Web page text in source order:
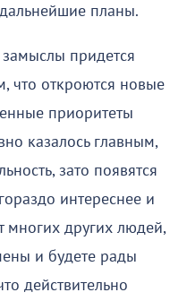
планы.
придется
что откроются новые
приоритеты
казалось главным,
зато появятся
интереснее и
многих других людей,
и будете рады
действительно